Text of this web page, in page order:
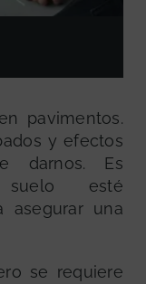
pavimentos.
y efectos
darnos. Es
esté
asegurar una
se requiere